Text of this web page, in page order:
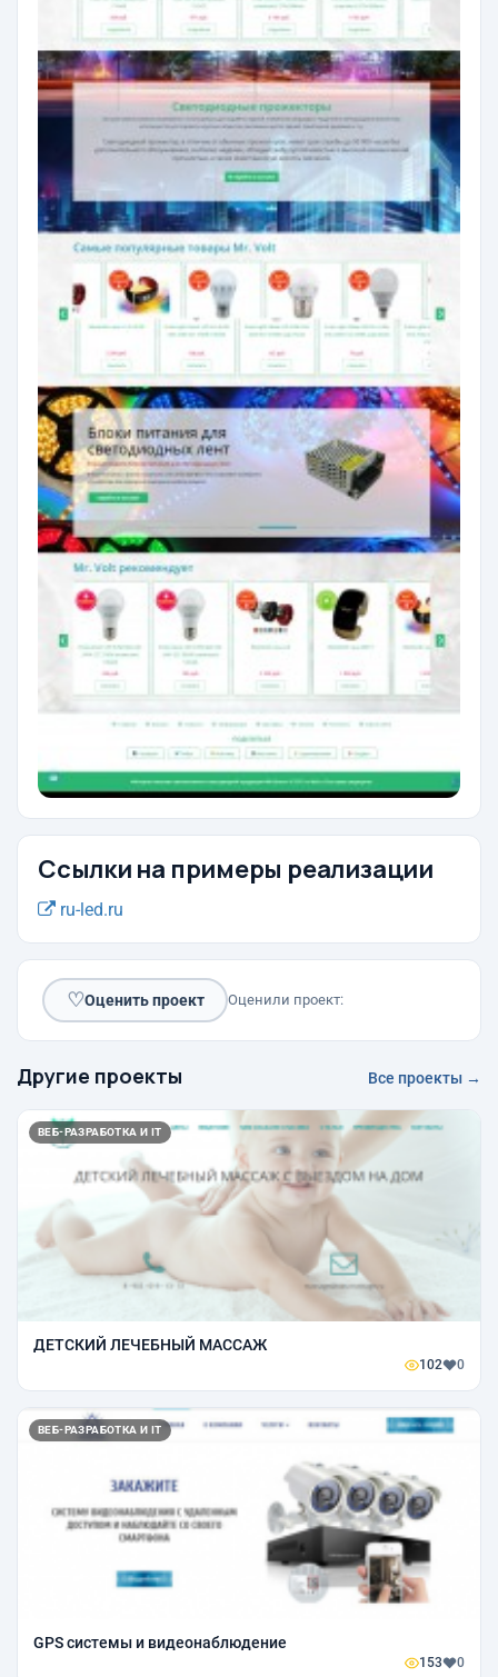
Ссылки на примеры реализации
ru-led.ru
♡Оценить проект Оценили проект:
Другие проекты Все проекты →
ВЕБ-РАЗРАБОТКА И IT
ДЕТСКИЙ ЛЕЧЕБНЫЙ МАССАЖ
102 0
ВЕБ-РАЗРАБОТКА И IT
GPS системы и видеонаблюдение
153 0